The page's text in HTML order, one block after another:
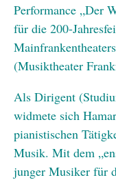
Performance „Der
für die 200-
(Musiktheater
Als Dirigent
widmete sich
pianistischen
Musik. Mit dem
junger Musiker für